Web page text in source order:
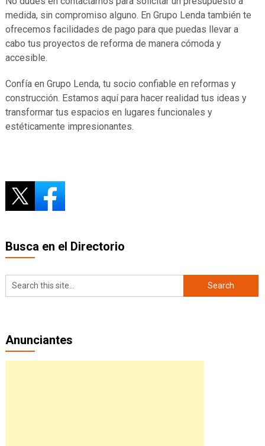
medida, sin compromiso alguno. En Grupo Lenda también te
ofrecemos facilidades de pago para que puedas llevar a
cabo tus proyectos de reforma de manera cómoda y
accesible.
Confía en Grupo Lenda, tu socio confiable en reformas y
construcción. Estamos aquí para hacer realidad tus ideas y
transformar tus espacios en lugares funcionales y
estéticamente impresionantes.
Busca en el Directorio
Anunciantes